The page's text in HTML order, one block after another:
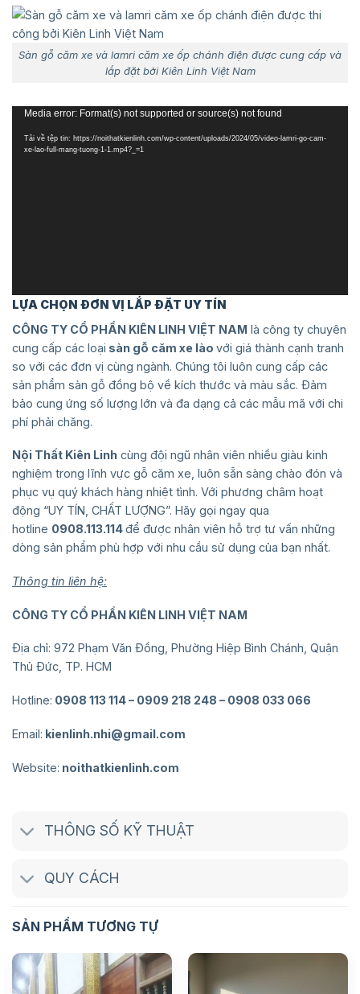
Sàn gỗ căm xe và lamri căm xe ốp chánh điện được cung cấp và
lắp đặt bởi Kiên Linh Việt Nam
Trình
chơi
Video
Media error: Format(s) not supported or source(s) not found
Tải về tệp tin: https://noithatkienlinh.com/wp-content/uploads/2024/05/video-lamri-go-cam-
xe-lao-full-mang-tuong-1-1.mp4?_=1
LỰA CHỌN ĐƠN VỊ LẮP ĐẶT UY TÍN
CÔNG TY CỔ PHẦN KIÊN LINH VIỆT NAM là công ty chuyên
cung cấp các loại sàn gỗ căm xe lào với giá thành cạnh tranh
so với các đơn vị cùng ngành. Chúng tôi luôn cung cấp các
sản phẩm sàn gỗ đồng bộ về kích thước và màu sắc. Đảm
bảo cung ứng số lượng lớn và đa dạng cả các mẫu mã với chi
phí phải chăng.
Nội Thất Kiên Linh cùng đội ngũ nhân viên nhiều giàu kinh
nghiệm trong lĩnh vực gỗ căm xe, luôn sẵn sàng chào đón và
phục vụ quý khách hàng nhiệt tình. Với phương châm hoạt
động “UY TÍN, CHẤT LƯỢNG”. Hãy gọi ngay qua
hotline 0908.113.114để được nhân viên hỗ trợ tư vấn những
dòng sản phẩm phù hợp với nhu cầu sử dụng của bạn nhất.
Thông tin liên hệ:
CÔNG TY CỔ PHẦN KIÊN LINH VIỆT NAM
Địa chỉ: 972 Phạm Văn Đồng, Phường Hiệp Bình Chánh, Quận
Thủ Đức, TP. HCM
Hotline: 0908 113 114 – 0909 218 248 – 0908 033 066
Email: kienlinh.nhi@gmail.com
Website: noithatkienlinh.com
THÔNG SỐ KỸ THUẬT
QUY CÁCH
SẢN PHẨM TƯƠNG TỰ